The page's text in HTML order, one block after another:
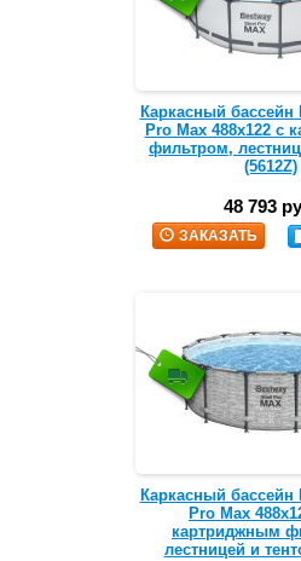
Каркасный бассейн
Pro Max 488х122 с
фильтром,
(5612Z)
48 793
ЗАКАЗАТЬ
Каркасный бассейн
Pro Max
картриджным
лестницей и